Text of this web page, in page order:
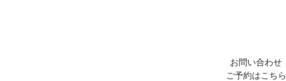
お問い合わせ
ご予約はこちら